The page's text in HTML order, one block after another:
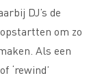
DJ’s de
om zo
Als een
‘rewind’